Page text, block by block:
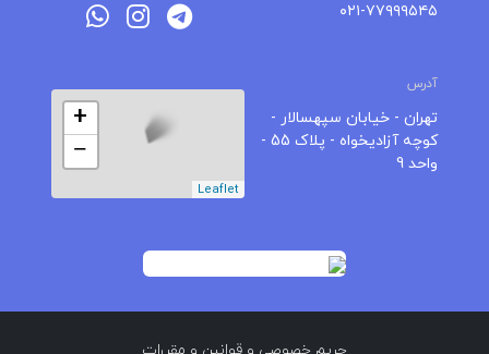
۰۲۱-۷۷۹۹۹۵۴۵
آدرس
تهران - خیابان سپهسالار -
کوچه آزادیخواه - پلاک 55 -
واحد 9
+
−
Leaflet